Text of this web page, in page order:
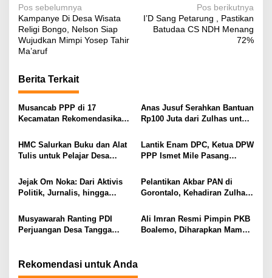
N
a
v
g
a
s
p
o
s
Pos sebelumnya
Kampanye Di Desa Wisata
Religi Bongo, Nelson Siap
Wujudkan Mimpi Yosep Tahir
Ma’aruf
Pos berikutnya
I’D Sang Petarung , Pastikan
Batudaa CS NDH Menang
72%
Berita Terkait
Musancab PPP di 17
Kecamatan Rekomendasikan
Bolango 2031–2035
Anas Jusuf Serahkan Bantuan
Rp100 Juta dari Zulhas untuk
Tanwir UMGO
HMC Salurkan Buku dan Alat
Tulis untuk Pelajar Desa
Pendidikan Investasi Masa
Depan
Lantik Enam DPC, Ketua DPW
PPP Ismet Mile Pasang
Jejak Om Noka: Dari Aktivis
Politik, Jurnalis, hingga
Pelantikan Akbar PAN di
Gorontalo, Kehadiran Zulhas
Perhatian Publik
Musyawarah Ranting PDI
Perjuangan Desa Tangga
Periode 2025–2030
Ali Imran Resmi Pimpin PKB
Boalemo, Diharapkan Mampu
Rekomendasi untuk Anda